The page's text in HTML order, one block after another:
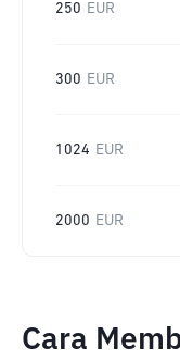
250 EUR
300 EUR
1024 EUR
2000 EUR
Cara